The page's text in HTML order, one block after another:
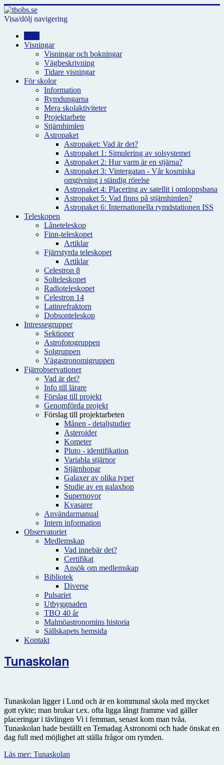
Visa/dölj navigering
Visningar
Visningar och bokningar
Vägbeskrivning
Tidare visningar
För skolor
Information
Rymdungarna
Mera skolaktiviteter
Projektarbete
Stjärnhimlen
Astropaket
Astropaket: Vad är det?
Astropaket 1: Simulering av solsystemet
Astropaket 2: Hur varm är en stjärna?
Astropaket 3: Vintergatan - Vår kosmiska
omgivning i ständig rörelse
Astropaket 4: Placering av satellit i omloppsbana
Astropaket 5: Vad finns på stjärnhimlen?
Astropaket 6: Internationella rymdstationen ISS
Teleskopen
Låneteleskop
Finn-teleskopet
Artiklar
Fjärrstyrda teleskopet
Artiklar
Celestron 8
Solteleskopet
Radioteleskopet
Celestron 14
Latinrefraktorn
Dobsonteleskop
Intressegrupper
Sektioner
Astrofotogruppen
Solgruppen
Vägastronomigruppen
Fjärrobservationer
Vad är det?
Info till lärare
Förslag till projekt
Genomförda projekt
Förslag till projektarbeten
Månen - detaljstudier
Asteroider
Kometer
Pluto - identifikation
Variabla stjärnor
Stjärnhopar
Galaxer av olika typer
Studie av en galaxhop
Supernovor
Kvasarer
Användarmanual
Intern information
Observatoriet
Medlemskap
Vad innebär det?
Certifikat
Ansök om medlemskap
Bibliotek
Diverse
Pulsariet
Utbyggnaden
TBO 40 år
Malmöastronomins historia
Sällskapets hemsida
Kontakt
Tunaskolan
Tunaskolan ligger i Lund och är en kommunal skola med mycket
gott rykte; man brukar t.ex. ofta ligga långt framme vad gäller
placeringar i tävlingen Vi i femman, senast kom man tvåa.
Tunaskolan hade beställt en Temadag Astronomi och hade önskat en
dag full med möjlighet att ställa frågor om rymden.
Läs mer: Tunaskolan